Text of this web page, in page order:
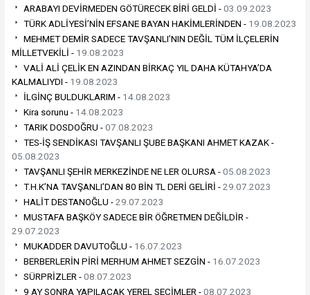
ARABAYI DEVİRMEDEN GÖTÜRECEK BİRİ GELDİ -03.09.2023
TÜRK ADLİYESİ’NİN EFSANE BAYAN HAKİMLERİNDEN - 19.08.2023
MEHMET DEMİR SADECE TAVŞANLI’NIN DEĞİL TÜM İLÇELERİN
MİLLETVEKİLİ - 19.08.2023
VALİ ALİ ÇELİK EN AZINDAN BİRKAÇ YIL DAHA KÜTAHYA’DA
KALMALIYDI - 19.08.2023
İLGİNÇ BULDUKLARIM - 14.08.2023
Kira sorunu - 14.08.2023
TARIK DOSDOĞRU -07.08.2023
TES-İŞ SENDİKASI TAVŞANLI ŞUBE BAŞKANI AHMET KAZAK -
05.08.2023
TAVŞANLI ŞEHİR MERKEZİNDE NE LER OLURSA -05.08.2023
T.H.K’NA TAVŞANLI’DAN 80 BİN TL DERİ GELİRİ -29.07.2023
HALİT DESTANOĞLU -29.07.2023
MUSTAFA BAŞKÖY SADECE BİR ÖĞRETMEN DEĞİLDİR -
29.07.2023
MUKADDER DAVUTOĞLU - 16.07.2023
BERBERLERİN PİRİ MERHUM AHMET SEZGİN - 16.07.2023
SÜRPRİZLER -08.07.2023
9 AY SONRA YAPILACAK YEREL SEÇİMLER -08.07.2023